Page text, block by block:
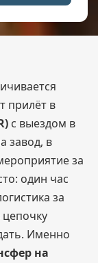
прилёт в
с выездом в
завод, в
за
один час
за
Именно
на